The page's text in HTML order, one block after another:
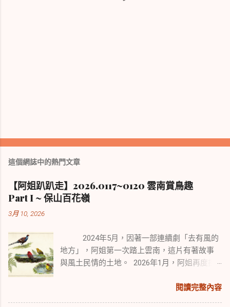
這個網誌中的熱門文章
【阿姐趴趴走】2026.0117~0120 雲南賞鳥趣
Part I ~ 保山百花嶺
3月 10, 2026
2024年5月，因著一部連續劇「去有風的
地方」，阿姐第一次踏上雲南，這片有著故事
與風土民情的土地。 2026年1月，阿姐再度探
采。 本次行程從賞鳥勝地保山百花嶺開始，續
閱讀完整內容